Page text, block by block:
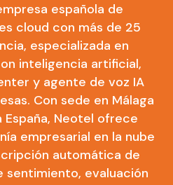
española de
cloud con más de 25
especializada en
inteligencia artificial,
y agente de voz IA
Con sede en Málaga
Neotel ofrece
empresarial en la nube
automática de
sentimiento, evaluación